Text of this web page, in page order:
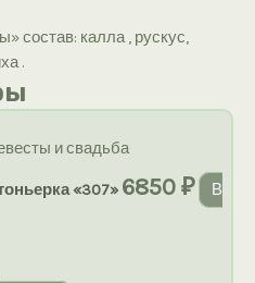
состав: калла , рускус,
.
и свадьба
«307» 6850₽ В